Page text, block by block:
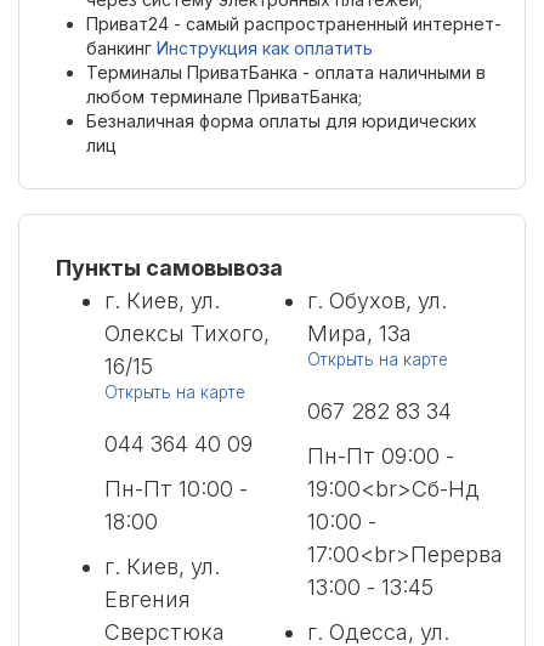
Приват24 - самый распространенный интернет-
банкинг Инструкция как оплатить
Терминалы ПриватБанка - оплата наличными в
любом терминале ПриватБанка;
Безналичная форма оплаты для юридических
лиц
Пункты самовывоза
г. Киев, ул.
Олексы Тихого,
16/15
Открыть на карте
044 364 40 09
Пн-Пт 10:00 -
18:00
г. Киев, ул.
Евгения
Сверстюка
г. Обухов, ул.
Мира, 13а
Открыть на карте
067 282 83 34
Пн-Пт 09:00 -
19:00<br>Сб-Нд
10:00 -
17:00<br>Перерва
13:00 - 13:45
г. Одесса, ул.